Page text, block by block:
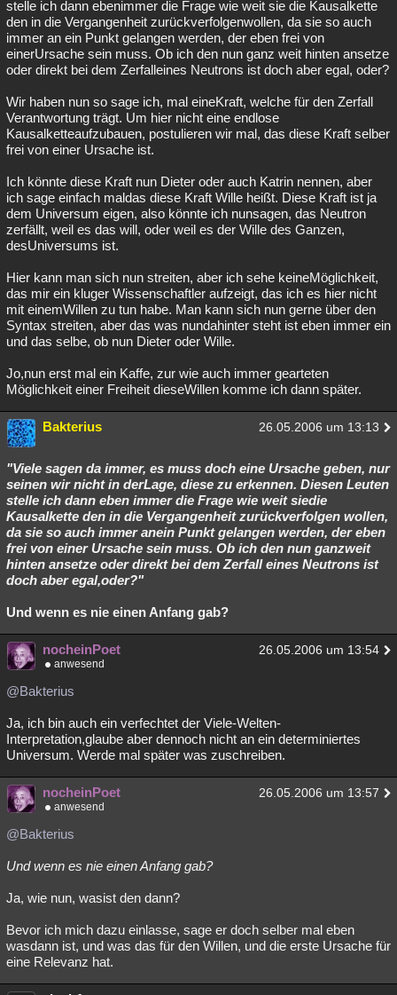
stelle ich dann ebenimmer die Frage wie weit sie die Kausalkette
den in die Vergangenheit zurückverfolgenwollen, da sie so auch
immer an ein Punkt gelangen werden, der eben frei von
einerUrsache sein muss. Ob ich den nun ganz weit hinten ansetze
oder direkt bei dem Zerfalleines Neutrons ist doch aber egal, oder?
Wir haben nun so sage ich, mal eineKraft, welche für den Zerfall
Verantwortung trägt. Um hier nicht eine endlose
Kausalketteaufzubauen, postulieren wir mal, das diese Kraft selber
frei von einer Ursache ist.
Ich könnte diese Kraft nun Dieter oder auch Katrin nennen, aber
ich sage einfach maldas diese Kraft Wille heißt. Diese Kraft ist ja
dem Universum eigen, also könnte ich nunsagen, das Neutron
zerfällt, weil es das will, oder weil es der Wille des Ganzen,
desUniversums ist.
Hier kann man sich nun streiten, aber ich sehe keineMöglichkeit,
das mir ein kluger Wissenschaftler aufzeigt, das ich es hier nicht
mit einemWillen zu tun habe. Man kann sich nun gerne über den
Syntax streiten, aber das was nundahinter steht ist eben immer ein
und das selbe, ob nun Dieter oder Wille.
Jo,nun erst mal ein Kaffe, zur wie auch immer gearteten
Möglichkeit einer Freiheit dieseWillen komme ich dann später.
Bakterius 26.05.2006 um 13:13
"Viele sagen da immer, es muss doch eine Ursache geben, nur
seinen wir nicht in derLage, diese zu erkennen. Diesen Leuten
stelle ich dann eben immer die Frage wie weit siedie
Kausalkette den in die Vergangenheit zurückverfolgen wollen,
da sie so auch immer anein Punkt gelangen werden, der eben
frei von einer Ursache sein muss. Ob ich den nun ganzweit
hinten ansetze oder direkt bei dem Zerfall eines Neutrons ist
doch aber egal,oder?"
Und wenn es nie einen Anfang gab?
nocheinPoet 26.05.2006 um 13:54
anwesend
@Bakterius
Ja, ich bin auch ein verfechtet der Viele-Welten-
Interpretation,glaube aber dennoch nicht an ein determiniertes
Universum. Werde mal später was zuschreiben.
nocheinPoet 26.05.2006 um 13:57
anwesend
@Bakterius
Und wenn es nie einen Anfang gab?
Ja, wie nun, wasist den dann?
Bevor ich mich dazu einlasse, sage er doch selber mal eben
wasdann ist, und was das für den Willen, und die erste Ursache für
eine Relevanz hat.